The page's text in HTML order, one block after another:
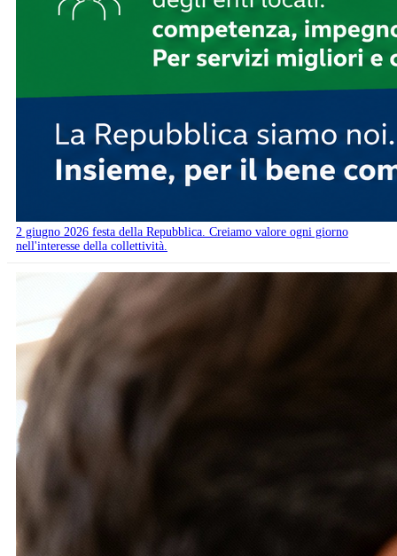
2 giugno 2026 festa della Repubblica. Creiamo valore ogni giorno
nell'interesse della collettività.